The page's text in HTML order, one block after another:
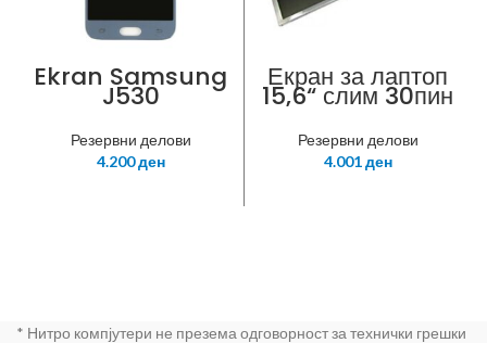
Ekran Samsung
J530
Резервни делови
4.200ден
Екран за лаптоп
15,6“ слим 30пин
глоси
Резервни делови
4.001ден
* Нитро компјутери не презема одговорност за технички грешки